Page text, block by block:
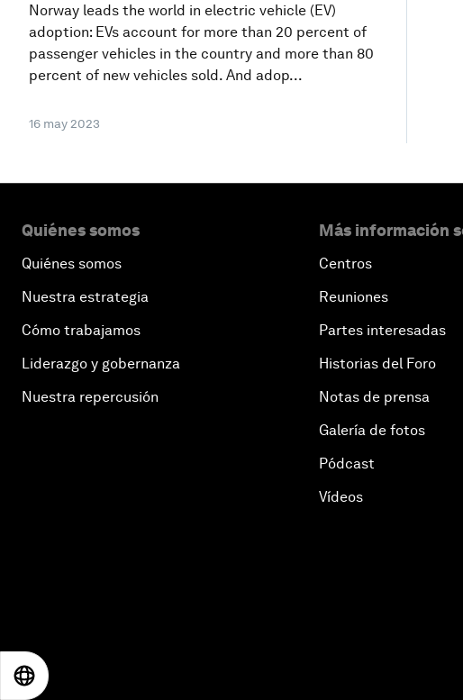
Norway leads the world in electric vehicle (EV)
adoption: EVs account for more than 20 percent of
passenger vehicles in the country and more than 80
percent of new vehicles sold. And adop...
16 may 2023
Quiénes somos
Quiénes somos
Nuestra estrategia
Cómo trabajamos
Liderazgo y gobernanza
Nuestra repercusión
Más información
Centros
Reuniones
Partes interesadas
Historias del Foro
Notas de prensa
Galería de fotos
Pódcast
Vídeos